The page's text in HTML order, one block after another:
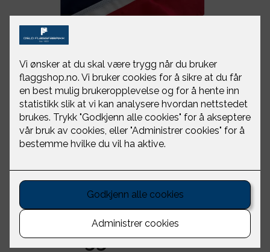
Norsk vimpel 150 cm
Oslo Flaggfabrikk